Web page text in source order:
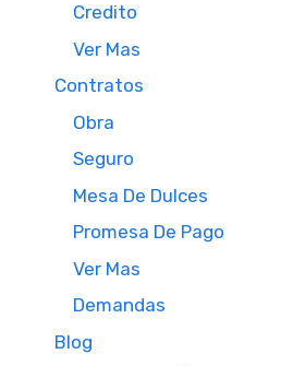
Credito
Ver Mas
Contratos
Obra
Seguro
Mesa De Dulces
Promesa De Pago
Ver Mas
Demandas
Blog